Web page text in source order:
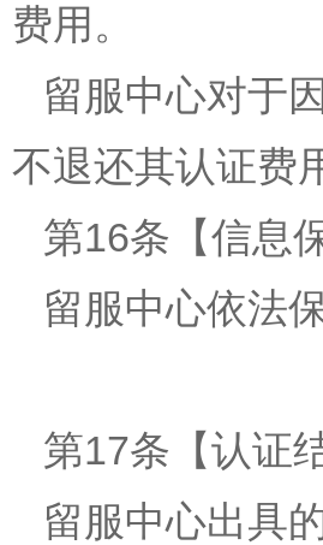
费用。
留服中心对于
不退还其认证费
第16条【信息
留服中心依法
第17条【认证
留服中心出具